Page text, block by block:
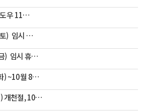
도우 11…
) 임시 …
) 임시 휴…
) ~10월 8…
개천절, 10…